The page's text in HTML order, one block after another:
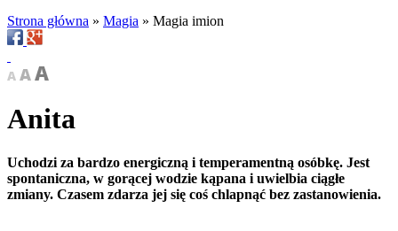
Strona główna » Magia » Magia imion
Anita
Uchodzi za bardzo energiczną i temperamentną osóbkę. Jest
spontaniczna, w gorącej wodzie kąpana i uwielbia ciągłe
zmiany. Czasem zdarza jej się coś chlapnąć bez zastanowienia.